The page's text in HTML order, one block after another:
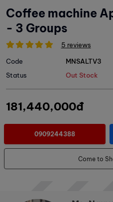
Coffee machine
- 3 Groups
5 reviews
Status Out Stock
Code MNSALTV3
181,440,000đ
0909244388
Come to